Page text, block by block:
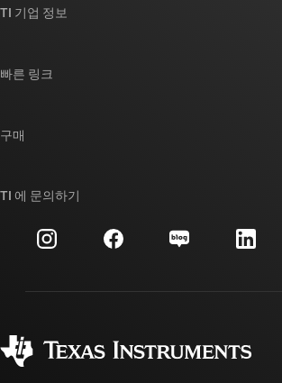
TI 기업 정보
투자 관계
제조
빠른 링크
대체품 검색
고객 지원 센터
myTI 계정 FAQ
구매
주문 FAQ
TI 에 문의하기